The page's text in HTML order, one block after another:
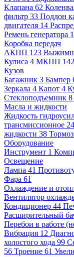
Клапана 62
фильтр 33 Поддон
двигателя 14
Ремень генератора
Коробка передач
АКПП 123
Кулиса 4 МКПП 142
Кузов
Багажник 3 Бампер
Зеркала 4 Капот 4
Стеклоподъемник 8
Масла и жидкости
Жидкость
трансмиссионное 24
жидкости 38
Оборудование
Инструмент 1
Освещение
Лампа 41
Фара 61
Охлаждение и
Вентилятор
Кондиционер 44
Расширительный
Перебои в работе
Вибрация 12
холостого хода 99
56 Троение 61